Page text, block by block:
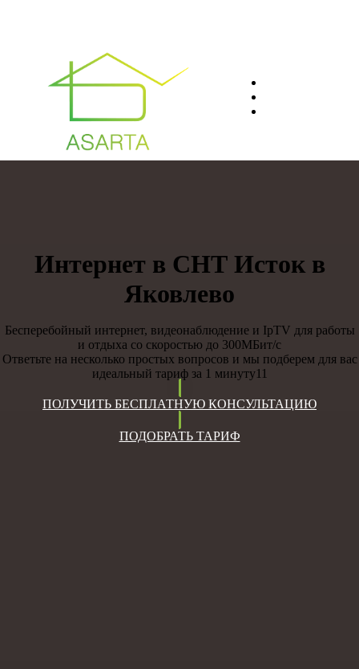
Интернет в СНТ Исток в
Яковлево
Бесперебойный интернет, видеонаблюдение и IpTV для работы
и отдыха со скоростью до 300МБит/с
Ответьте на несколько простых вопросов и мы подберем для вас
идеальный тариф за 1 минуту11
ПОЛУЧИТЬ БЕСПЛАТНУЮ КОНСУЛЬТАЦИЮ
ПОДОБРАТЬ ТАРИФ